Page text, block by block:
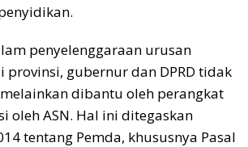
penyelenggaraan urusan
provinsi, gubernur dan DPRD tidak
dibantu oleh perangkat
oleh ASN. Hal ini ditegaskan
tentang Pemda, khususnya Pasal